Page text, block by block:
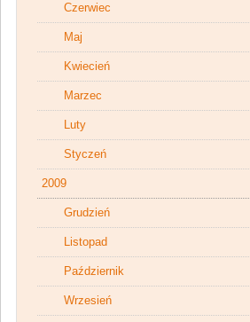
Czerwiec
Maj
Kwiecień
Marzec
Luty
Styczeń
2009
Grudzień
Listopad
Październik
Wrzesień